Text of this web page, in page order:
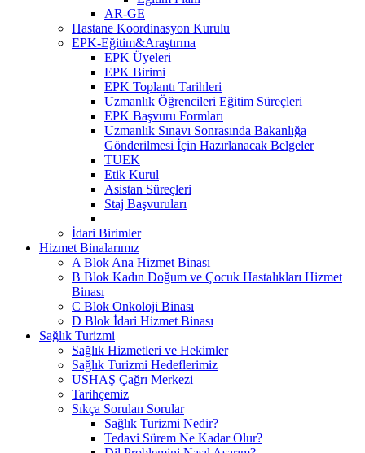
AR-GE
Hastane Koordinasyon Kurulu
EPK-Eğitim&Araştırma
EPK Üyeleri
EPK Birimi
EPK Toplantı Tarihleri
Uzmanlık Öğrencileri Eğitim Süreçleri
EPK Başvuru Formları
Uzmanlık Sınavı Sonrasında Bakanlığa
Gönderilmesi İçin Hazırlanacak Belgeler
TUEK
Etik Kurul
Asistan Süreçleri
Staj Başvuruları
İdari Birimler
Hizmet Binalarımız
A Blok Ana Hizmet Binası
B Blok Kadın Doğum ve Çocuk Hastalıkları Hizmet
Binası
C Blok Onkoloji Binası
D Blok İdari Hizmet Binası
Sağlık Turizmi
Sağlık Hizmetleri ve Hekimler
Sağlık Turizmi Hedeflerimiz
USHAŞ Çağrı Merkezi
Tarihçemiz
Sıkça Sorulan Sorular
Sağlık Turizmi Nedir?
Tedavi Sürem Ne Kadar Olur?